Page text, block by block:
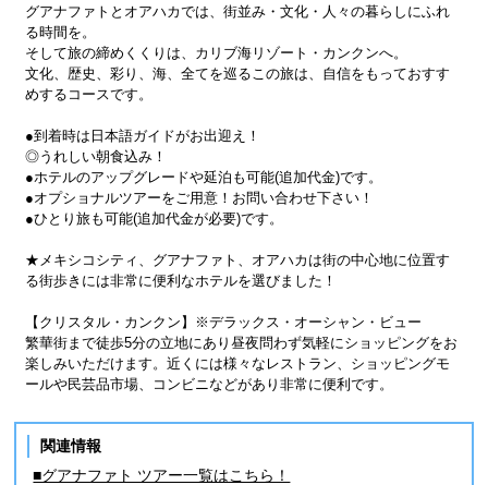
グアナファトとオアハカでは、街並み・文化・人々の暮らしにふれ
る時間を。
そして旅の締めくくりは、カリブ海リゾート・カンクンへ。
文化、歴史、彩り、海、全てを巡るこの旅は、自信をもっておすす
めするコースです。
●到着時は日本語ガイドがお出迎え！
◎うれしい朝食込み！
●ホテルのアップグレードや延泊も可能(追加代金)です。
●オプショナルツアーをご用意！お問い合わせ下さい！
●ひとり旅も可能(追加代金が必要)です。
★メキシコシティ、グアナファト、オアハカは街の中心地に位置す
る街歩きには非常に便利なホテルを選びました！
【クリスタル・カンクン】※デラックス・オーシャン・ビュー
繁華街まで徒歩5分の立地にあり昼夜問わず気軽にショッピングをお
楽しみいただけます。近くには様々なレストラン、ショッピングモ
ールや民芸品市場、コンビニなどがあり非常に便利です。
関連情報
■グアナファト ツアー一覧はこちら！